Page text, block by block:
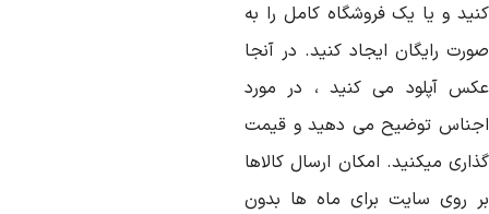
و یا یک فروشگاه کامل را به
رایگان ایجاد کنید. در آنجا
آپلود می کنید ، در مورد
توضیح می دهید و قیمت
میکنید. امکان ارسال کالاها
روی سایت برای ماه ها بدون